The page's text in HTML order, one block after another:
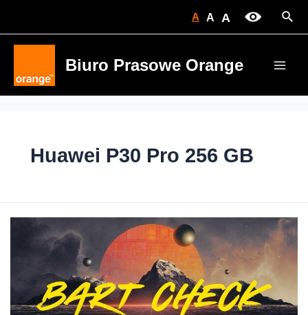
A A A
Biuro Prasowe Orange
Huawei P30 Pro 256 GB